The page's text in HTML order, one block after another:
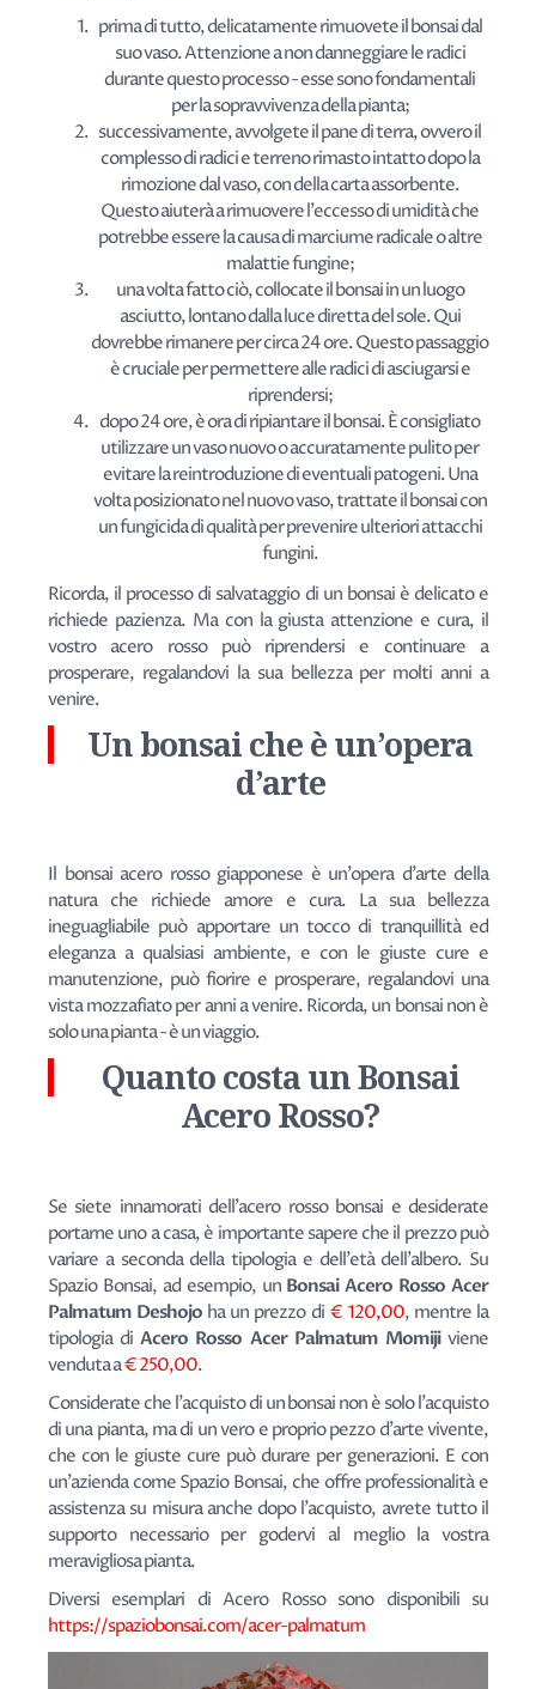
prima di tutto, delicatamente rimuovete il bonsai dal
suo vaso. Attenzione a non danneggiare le radici
durante questo processo - esse sono fondamentali
per la sopravvivenza della pianta;
successivamente, avvolgete il pane di terra, ovvero il
complesso di radici e terreno rimasto intatto dopo la
rimozione dal vaso, con della carta assorbente.
Questo aiuterà a rimuovere l'eccesso di umidità che
potrebbe essere la causa di marciume radicale o altre
malattie fungine;
una volta fatto ciò, collocate il bonsai in un luogo
asciutto, lontano dalla luce diretta del sole. Qui
dovrebbe rimanere per circa 24 ore. Questo passaggio
è cruciale per permettere alle radici di asciugarsi e
riprendersi;
dopo 24 ore, è ora di ripiantare il bonsai. È consigliato
utilizzare un vaso nuovo o accuratamente pulito per
evitare la reintroduzione di eventuali patogeni. Una
volta posizionato nel nuovo vaso, trattate il bonsai con
un fungicida di qualità per prevenire ulteriori attacchi
fungini.
Ricorda, il processo di salvataggio di un bonsai è delicato e
richiede pazienza. Ma con la giusta attenzione e cura, il
vostro acero rosso può riprendersi e continuare a
prosperare, regalandovi la sua bellezza per molti anni a
venire.
Un bonsai che è un’opera
d’arte
Il bonsai acero rosso giapponese è un'opera d'arte della
natura che richiede amore e cura. La sua bellezza
ineguagliabile può apportare un tocco di tranquillità ed
eleganza a qualsiasi ambiente, e con le giuste cure e
manutenzione, può fiorire e prosperare, regalandovi una
vista mozzafiato per anni a venire. Ricorda, un bonsai non è
solo una pianta - è un viaggio.
Quanto costa un Bonsai
Acero Rosso?
Se siete innamorati dell'acero rosso bonsai e desiderate
portarne uno a casa, è importante sapere che il prezzo può
variare a seconda della tipologia e dell'età dell'albero. Su
Spazio Bonsai, ad esempio, un Bonsai Acero Rosso Acer
Palmatum Deshojo ha un prezzo di € 120,00, mentre la
tipologia diAcero Rosso Acer Palmatum Momijiviene
venduta a€ 250,00.
Considerate che l'acquisto di un bonsai non è solo l'acquisto
di una pianta, ma di un vero e proprio pezzo d'arte vivente,
che con le giuste cure può durare per generazioni. E con
un'azienda come Spazio Bonsai, che offre professionalità e
assistenza su misura anche dopo l'acquisto, avrete tutto il
supporto necessario per godervi al meglio la vostra
meravigliosa pianta.
Diversi esemplari di Acero Rosso sono disponibili su
https://spaziobonsai.com/acer-palmatum